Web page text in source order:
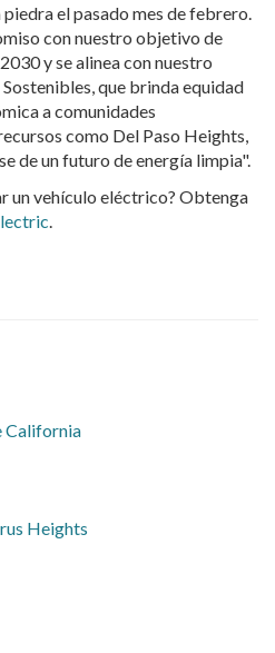
el pasado mes de febrero.
con nuestro objetivo de
y se alinea con nuestro
que brinda equidad
a comunidades
como Del Paso Heights,
de un futuro de energía limpia".
un vehículo eléctrico? Obtenga
.
California
Heights